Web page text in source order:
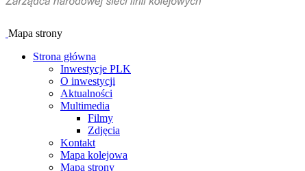
Mapa strony
Strona główna
Inwestycje PLK
O inwestycji
Aktualności
Multimedia
Filmy
Zdjęcia
Kontakt
Mapa kolejowa
Mapa strony